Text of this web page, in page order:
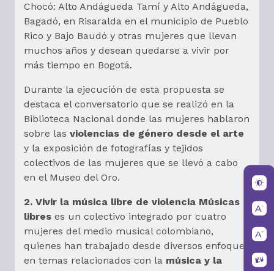
Chocó: Alto Andágueda Tamí y Alto Andágueda,
Bagadó, en Risaralda en el municipio de Pueblo
Rico y Bajo Baudó y otras mujeres que llevan
muchos años y desean quedarse a vivir por
más tiempo en Bogotá.
Durante la ejecución de esta propuesta se
destaca el conversatorio que se realizó en la
Biblioteca Nacional donde las mujeres hablaron
sobre las violencias de género desde el arte
y la exposición de fotografías y tejidos
colectivos de las mujeres que se llevó a cabo
en el Museo del Oro.
2. Vivir la música libre de violencia Músicas
libres es un colectivo integrado por cuatro
mujeres del medio musical colombiano,
quienes han trabajado desde diversos enfoques
en temas relacionados con la música y la